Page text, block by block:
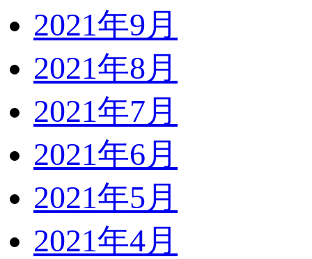
2021年9月
2021年8月
2021年7月
2021年6月
2021年5月
2021年4月